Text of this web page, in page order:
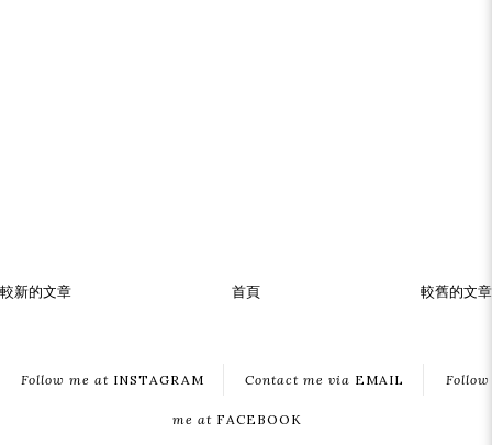
較新的文章 較舊的文章
首頁
Follow me atINSTAGRAM Contact me via EMAIL Follow
me atFACEBOOK